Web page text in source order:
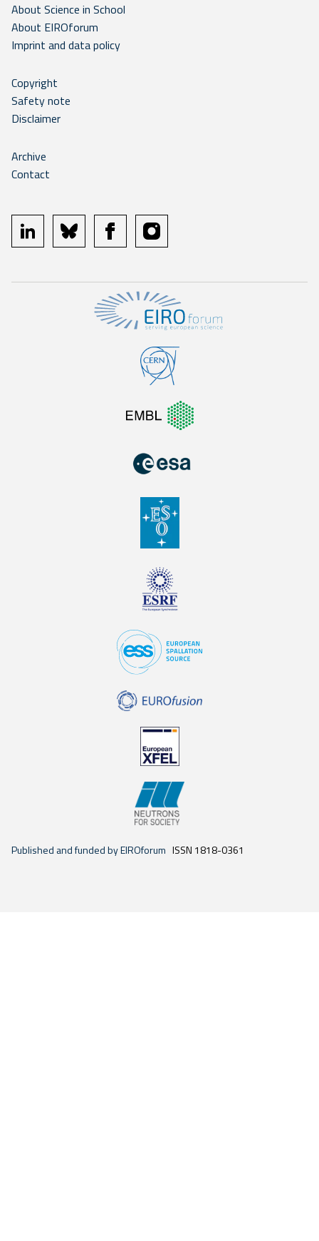
About Science in School
About EIROforum
Imprint and data policy
Copyright
Safety note
Disclaimer
Archive
Contact
linkedin bluesky facebookinstagram
Published and funded by EIROforum ISSN 1818-0361